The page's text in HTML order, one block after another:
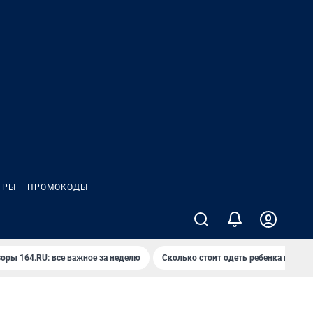
ПРОМОКОДЫ
164.RU: все важное за неделю Сколько стоит одеть ребенка на